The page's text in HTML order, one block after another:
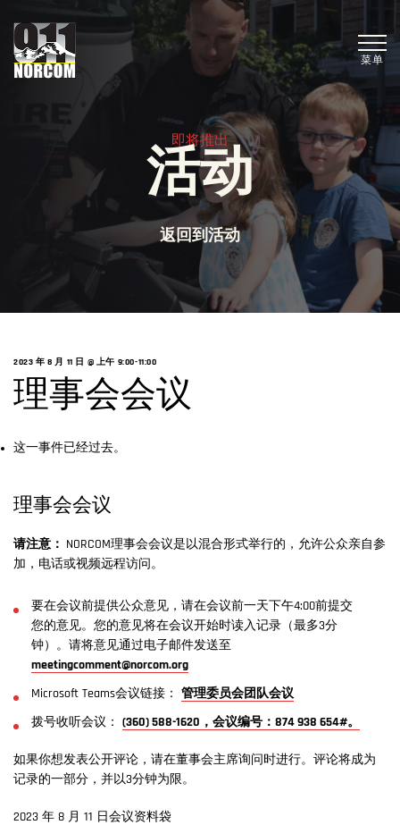
菜单
即将推出
活动
返回到活动
2023 年 8 月 11 日 @ 上午 9:00-11:00
理事会会议
这一事件已经过去。
理事会会议
请注意： NORCOM理事会会议是以混合形式举行的，允许公众亲自参
加，电话或视频远程访问。
要在会议前提供公众意见，请在会议前一天下午4:00前提交
您的意见。您的意见将在会议开始时读入记录（最多3分
钟）。请将意见通过电子邮件发送至
meetingcomment@norcom.org
Microsoft Teams会议链接： 管理委员会团队会议
拨号收听会议： (360) 588-1620，会议编号：874 938 654#。
如果你想发表公开评论，请在董事会主席询问时进行。评论将成为
记录的一部分，并以3分钟为限。
2023 年 8 月 11 日会议资料袋